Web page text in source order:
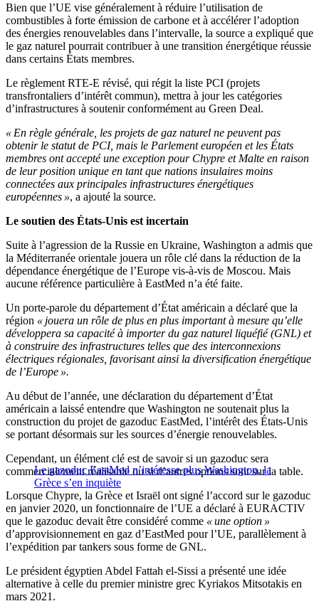
Bien que l’UE vise généralement à réduire l’utilisation de
combustibles à forte émission de carbone et à accélérer l’adoption
des énergies renouvelables dans l’intervalle, la source a expliqué que
le gaz naturel pourrait contribuer à une transition énergétique réussie
dans certains États membres.
Le règlement RTE-E révisé, qui régit la liste PCI (projets
transfrontaliers d’intérêt commun), mettra à jour les catégories
d’infrastructures à soutenir conformément au Green Deal.
« En règle générale, les projets de gaz naturel ne peuvent pas
obtenir le statut de PCI, mais le Parlement européen et les États
membres ont accepté une exception pour Chypre et Malte en raison
de leur position unique en tant que nations insulaires moins
connectées aux principales infrastructures énergétiques
européennes », a ajouté la source.
Le soutien des États-Unis est incertain
Suite à l’agression de la Russie en Ukraine, Washington a admis que
la Méditerranée orientale jouera un rôle clé dans la réduction de la
dépendance énergétique de l’Europe vis-à-vis de Moscou. Mais
aucune référence particulière à EastMed n’a été faite.
Un porte-parole du département d’État américain a déclaré que la
région « jouera un rôle de plus en plus important à mesure qu’elle
développera sa capacité à importer du gaz naturel liquéfié (GNL) et
à construire des infrastructures telles que des interconnexions
électriques régionales, favorisant ainsi la diversification énergétique
de l’Europe ».
Au début de l’année, une déclaration du département d’État
américain a laissé entendre que Washington ne soutenait plus la
construction du projet de gazoduc EastMed, l’intérêt des États-Unis
se portant désormais sur les sources d’énergie renouvelables.
Le gazoduc EastMed n’intéresse plus Washington, la
Grèce s’en inquiète
Cependant, un élément clé est de savoir si un gazoduc sera
commercialement réalisable ou si d’autres options sont sur la table.
Lorsque Chypre, la Grèce et Israël ont signé l’accord sur le gazoduc
en janvier 2020, un fonctionnaire de l’UE a déclaré à EURACTIV
que le gazoduc devait être considéré comme « une option »
d’approvisionnement en gaz d’EastMed pour l’UE, parallèlement à
l’expédition par tankers sous forme de GNL.
Le président égyptien Abdel Fattah el-Sissi a présenté une idée
alternative à celle du premier ministre grec Kyriakos Mitsotakis en
mars 2021.